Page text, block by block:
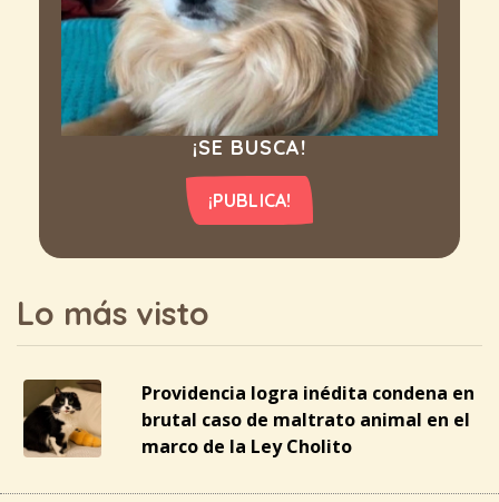
¡SE BUSCA!
¡PUBLICA!
Lo más visto
Providencia logra inédita condena en
brutal caso de maltrato animal en el
marco de la Ley Cholito